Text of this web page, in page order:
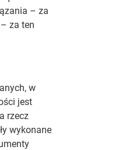
– za
za ten
w
jest
rzecz
wykonane